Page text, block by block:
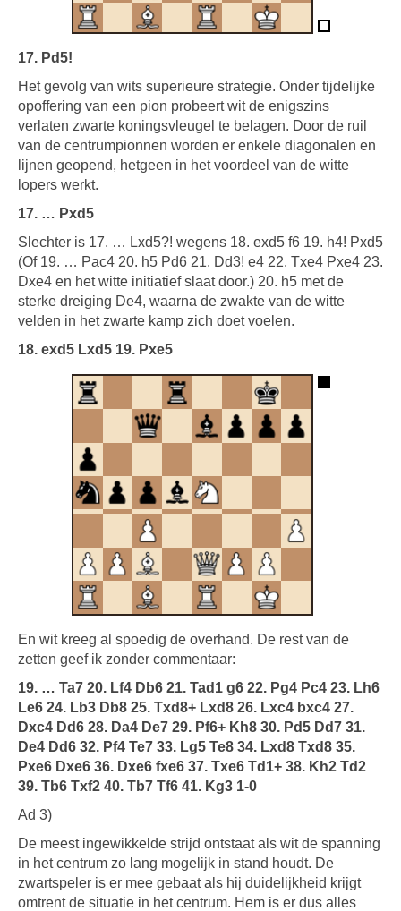
17. Pd5!
Het gevolg van wits superieure strategie. Onder tijdelijke
opoffering van een pion probeert wit de enigszins
verlaten zwarte koningsvleugel te belagen. Door de ruil
van de centrumpionnen worden er enkele diagonalen en
lijnen geopend, hetgeen in het voordeel van de witte
lopers werkt.
17. … Pxd5
Slechter is 17. … Lxd5?! wegens 18. exd5 f6 19. h4! Pxd5
(Of 19. … Pac4 20. h5 Pd6 21. Dd3! e4 22. Txe4 Pxe4 23.
Dxe4 en het witte initiatief slaat door.) 20. h5 met de
sterke dreiging De4, waarna de zwakte van de witte
velden in het zwarte kamp zich doet voelen.
18. exd5 Lxd5 19. Pxe5
En wit kreeg al spoedig de overhand. De rest van de
zetten geef ik zonder commentaar:
19. … Ta7 20. Lf4 Db6 21. Tad1 g6 22. Pg4 Pc4 23. Lh6
Le6 24. Lb3 Db8 25. Txd8+ Lxd8 26. Lxc4 bxc4 27.
Dxc4 Dd6 28. Da4 De7 29. Pf6+ Kh8 30. Pd5 Dd7 31.
De4 Dd6 32. Pf4 Te7 33. Lg5 Te8 34. Lxd8 Txd8 35.
Pxe6 Dxe6 36. Dxe6 fxe6 37. Txe6 Td1+ 38. Kh2 Td2
39. Tb6 Txf2 40. Tb7 Tf6 41. Kg3 1-0
Ad 3)
De meest ingewikkelde strijd ontstaat als wit de spanning
in het centrum zo lang mogelijk in stand houdt. De
zwartspeler is er mee gebaat als hij duidelijkheid krijgt
omtrent de situatie in het centrum. Hem is er dus alles